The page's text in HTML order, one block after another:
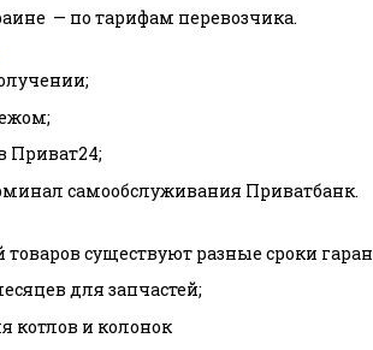
— по тарифам перевозчика.
Приват24;
самообслуживания Приватбанк.
существуют разные сроки
для запчастей;
котлов и колонок